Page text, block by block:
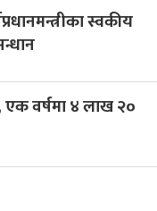
स्वकीय
वर्षमा ४ लाख २०